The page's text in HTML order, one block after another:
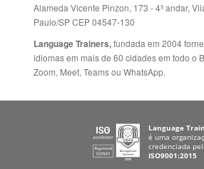
Alameda Vicente Pinzon, 173 - 4º andar,
Paulo/SP CEP 04547-130
Language Trainers, fundada em 2004
idiomas em mais de 60 cidades em todo o